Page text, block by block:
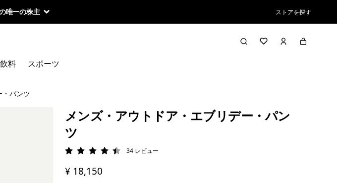
唯一の株主 ストアを探す
料 スポーツ
・パンツ
メンズ・アウトドア・エブリデー・パン
ツ
評価: 4.5 / 5
34 レビュー
¥ 18,150